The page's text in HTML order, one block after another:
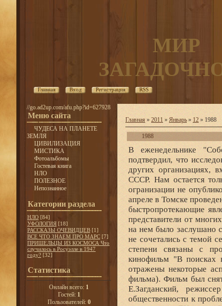
МИР
Главная Вход Регистрация RSS
//go.ad2up.com/afu.php?id=627928
Меню сайта
ЧУДЕСА НА ПЛАНЕТЕ
ЗЕМЛЯ
ЦИВИЛИЗАЦИЯ
МИСТИКА
Фотоальбомы
Гостевая книга
НЛО
ПОЛЕЗНОЕ
Непознанное
Категории раздела
НЛО [84]
УФОЛОГИЯ [18]
РАССКАЗЫ ОЧЕВИДЦЕВ [1]
ВСЕ ЧТО ЗНАЕМ ПРО МАРС [7]
ПРИШЕЛЬЦЫ ИЗ КОСМОСА Что
случилось в Росуэлле в 1947
году? [32]
Статистика
Онлайн всего: 1
Гостей: 1
Пользователей: 0
Главная » 2011 » Январь » 12 » 1988
1988
В еженедельнике "Собеседник" (N44) представитель ИЗМИРАНа Ю.Платов подтвердил, что исследования АЯ продолжаются не только в ИЗМИРАНе, но и в других организациях, входящих в отделение общей физики и астрономии АН СССР. Нам остается только сожалеть, что в течение прошедших 10 лет все эти огранизации не опубликовали никаких результатов исследований проблемы АЯ. В апреле в Томске проведен научно-технический семинар на тему "Непериодические быстропротекающие явления в окружающей среде", в котором приняли участие представители от многих городов нашей страны. Семинар продолжался 7 дней, и на нем было заслушано свыше 300 докладов, большинство которых, к сожалению, не сочетались с темой семинара. Только примерно 12% докладов были в какой-то степени связаны с проблемой НЛО. Вышел на экраны научно-популярный кинофильм "В поисках пришельцев", в котором впервые в нашей стране были отражены некоторые аспекты проблемы НЛО (они занимали около одной трети фильма). Фильм был снят студией "Киевнаучфильм", авторы А.Мордвин-Щодро и Е.Загданский, режиссер В.Олендер. В целях более широкого привлечения общественности к проблеме НЛО в Ленинграде Комиссией по АЯ ГО СССР было создано при ДК имени Капранова любительское объединение по изучению НЛО под названием "Факт" и организован цикл публичных лекций по этой тематике. В этом же году в Петрозаводске состоялся второй междугородный семинар, а в Киеве - Пятое научно-техническое совещание по проблеме АЯ. В условиях развивающейся гласности в 1988 г. резко возросло количество публикаций по проблеме НЛО. С публикациями выступили: журналы: "Природа и человек" (N6), "Техника - молодежи" (N6), "Крылья Родины" (N8 и 9), "Журналист" (N10 и 12), еженедельники: "Неделя" (N13) и "Собеседник" (N14), газеты: "Советская культура" (16 января), "Социалистическая индустрия" (10 июля), "Строительная газета" (6 августа и 8 декабря), "Вечерний Ленинград" (12 сентября и 20-21 октября), "Известия" (18 сентября), "Ленинградская правда" (15,16 октября) и "Защитник Родины" (3 ноября). В октябре представители СССР - кандидат технических паук Л.Никишин и журналист С.Буланцев - участвовали в американской телепередаче под названием "UFO Cover up Live" ("Сведения об НЛО по-прежнему скрываются"). 1989 В феврале Ленинградской комиссией по АЯ ГО СССР был организован в зале "Октябрьский" "круглый стол" по проблеме НЛО, на котором присутствовало 4000 человек. В "круглом столе" приняли участие ученые из Москвы и Ленинграда, Киева, Калинина, Петрозаводска, а также космонавт Е.Хрунов, летчик-испытатель М.Попович и др. Были продемонстрированы отрывки из американского документального фильма "UFOs are Real" и из американской телевизионной передачи "UFO Cover up Live". Материалы "круглого стола" были отражены в ленинградских газетах и показаны в часовой программе по ленинградскому телевидению. В центральном лектории общества "Знание" в Лениграде был организован цикл публичных лекций по НЛО. В сентябре